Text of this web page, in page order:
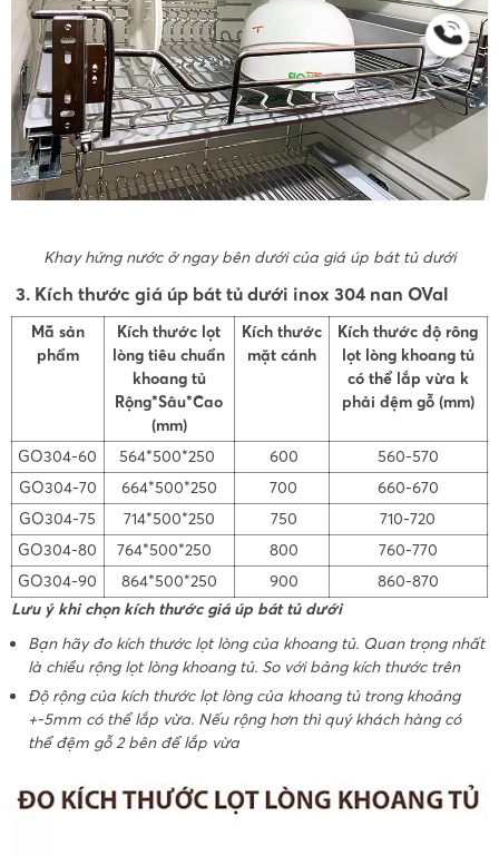
Khay hứng nước ở ngay bên dưới của giá úp bát tủ dưới
3. Kích thước giá úp bát tủ dưới inox 304 nan OVal
Mã sản
phẩm
Kích thước lọt
lòng tiêu chuẩn
khoang tủ
Rộng*Sâu*Cao
(mm)
Kích thước
mặt cánh
Kích thước độ rông
lọt lòng khoang tủ
có thể lắp vừa k
phải đệm gỗ (mm)
GO304-60 564*500*250 600
560-570
GO304-70
664*500*250 700
660-670
GO304-75
714*500*250 750
710-720
GO304-80
764*500*250 800
760-770
GO304-90
864*500*250 900
860-870
Lưu ý khi chọn kích thước giá úp bát tủ dưới
Bạn hãy đo kích thước lọt lòng của khoang tủ. Quan trọng nhất
là chiều rộng lọt lòng khoang tủ. So với bảng kích thước trên
Độ rộng của kích thước lọt lòng của khoang tủ trong khoảng
+-5mm có thể lắp vừa. Nếu rộng hơn thì quý khách hàng có
thể đệm gỗ 2 bên để lắp vừa